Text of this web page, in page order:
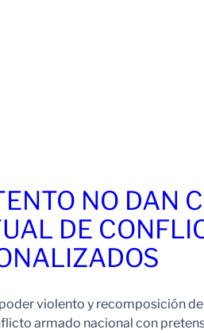
NO DAN
DE
violento y recomposición
armado nacional con